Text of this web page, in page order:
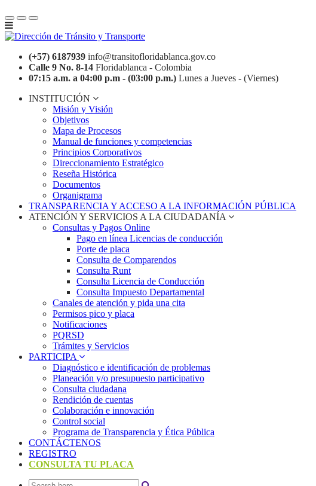
(+57) 6187939 info@transitofloridablanca.gov.co
Calle 9 No. 8-14 Floridablanca - Colombia
07:15 a.m. a 04:00 p.m - (03:00 p.m.) Lunes a Jueves - (Viernes)
INSTITUCIÓN
Misión y Visión
Objetivos
Mapa de Procesos
Manual de funciones y competencias
Principios Corporativos
Direccionamiento Estratégico
Reseña Histórica
Documentos
Organigrama
TRANSPARENCIA Y ACCESO A LA INFORMACIÓN PÚBLICA
ATENCIÓN Y SERVICIOS A LA CIUDADANÍA
Consultas y Pagos Online
Pago en línea Licencias de conducción
Porte de placa
Consulta de Comparendos
Consulta Runt
Consulta Licencia de Conducción
Consulta Impuesto Departamental
Canales de atención y pida una cita
Permisos pico y placa
Notificaciones
PQRSD
Trámites y Servicios
PARTICIPA
Diagnóstico e identificación de problemas
Planeación y/o presupuesto participativo​
Consulta ciudadana
Rendición de cuentas
Colaboración e innovación
Control social
Programa de Transparencia y Ética Pública
CONTÁCTENOS
REGISTRO
CONSULTA TU PLACA